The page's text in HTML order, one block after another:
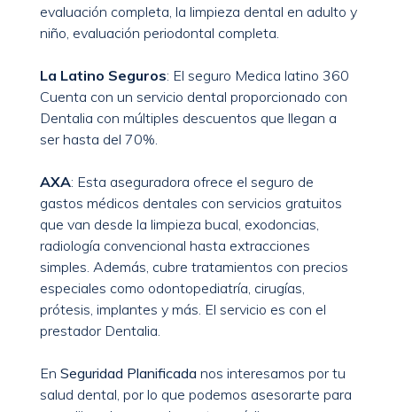
evaluación completa, la limpieza dental en adulto y
niño, evaluación periodontal completa.
La Latino Seguros: El seguro Medica latino 360
Cuenta con un servicio dental proporcionado con
Dentalia con múltiples descuentos que llegan a
ser hasta del 70%.
AXA: Esta aseguradora ofrece el seguro de
gastos médicos dentales con servicios gratuitos
que van desde la limpieza bucal, exodoncias,
radiología convencional hasta extracciones
simples. Además, cubre tratamientos con precios
especiales como odontopediatría, cirugías,
prótesis, implantes y más. El servicio es con el
prestador Dentalia.
En Seguridad Planificada nos interesamos por tu
salud dental, por lo que podemos asesorarte para